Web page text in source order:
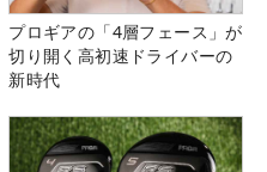
プロギアの「4層フェース」が
切り開く高初速ドライバーの
新時代